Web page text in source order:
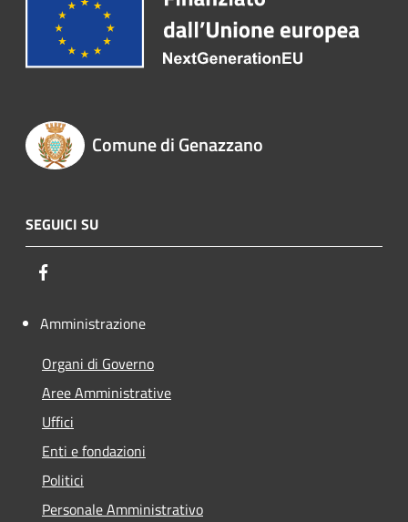
Comune di Genazzano
SEGUICI SU
Amministrazione
Organi di Governo
Aree Amministrative
Uffici
Enti e fondazioni
Politici
Personale Amministrativo